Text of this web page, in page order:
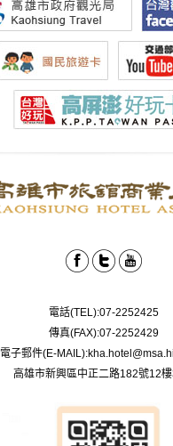
電話(TEL):07-2252425
傳真(FAX):07-2252429
電子郵件(E-
高雄市新興區中正二路182號12